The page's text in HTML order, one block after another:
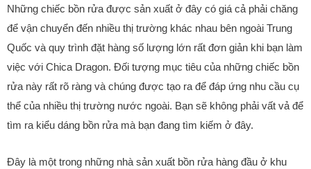
Những chiếc bồn rửa được sản xuất ở đây có giá cả phải chăng
để vận chuyển đến nhiều thị trường khác nhau bên ngoài Trung
Quốc và quy trình đặt hàng số lượng lớn rất đơn giản khi bạn làm
việc với Chica Dragon. Đối tượng mục tiêu của những chiếc bồn
rửa này rất rõ ràng và chúng được tạo ra để đáp ứng nhu cầu cụ
thể của nhiều thị trường nước ngoài. Bạn sẽ không phải vất vả để
tìm ra kiểu dáng bồn rửa mà bạn đang tìm kiếm ở đây.
Đây là một trong những nhà sản xuất bồn rửa hàng đầu ở khu